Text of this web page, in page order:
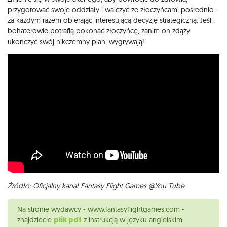
przygotować swoje oddziały i walczyć ze złoczyńcami pośrednio -
za każdym razem obierając interesującą decyzję strategiczną. Jeśli
bohaterowie potrafią pokonać złoczyńcę, zanim on zdąży
ukończyć swój nikczemny plan, wygrywają!
Źródło: Oficjalny kanał Fantasy Flight Games @You Tube
Na stronie wydawcy - www.fantasyflightgames.com -
znajdziecie plik pdf z instrukcją w języku angielskim.